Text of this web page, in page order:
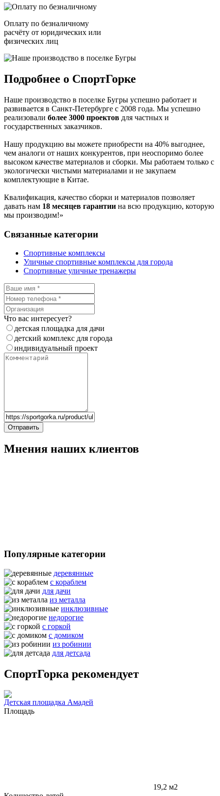
Оплату по безналичному
расчёту от юридических или
физических лиц
Подробнее о СпортГорке
Наше производство в поселке Бугры успешно работает и
развивается в Санкт-Петербурге с 2008 года. Мы успешно
реализовали более 3000 проектов для частных и
государственных заказчиков.
Нашу продукцию вы можете приобрести на 40% выгоднее,
чем аналоги от наших конкурентов, при неоспоримо более
высоком качестве материалов и сборки. Мы работаем только с
экологически чистыми материалами и не закупаем
комплектующие в Китае.
Квалификация, качество сборки и материалов позволяет
давать нам 18 месяцев гарантии на всю продукцию, которую
мы производим!»
Связанные категории
Спортивные комплексы
Уличные спортивные комплексы для города
Спортивные уличные тренажеры
Что вас интересует?
детская площадка для дачи
детский комплекс для города
индивидуальный проект
Отправить
Мнения наших клиентов
Популярные категории
деревянные
с кораблем
для дачи
из металла
инклюзивные
недорогие
с горкой
с домиком
из робинии
для детсада
СпортГорка рекомендует
Детская площадка Амадей
Площадь
19,2 м2